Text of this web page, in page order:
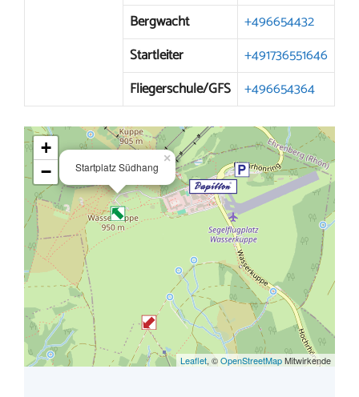
Bergwacht
+496654432
Startleiter
+491736551646
Fliegerschule/GFS
+496654364
Startplatz Südhang
×
+
−
Leaflet, ©OpenStreetMapMitwirkende